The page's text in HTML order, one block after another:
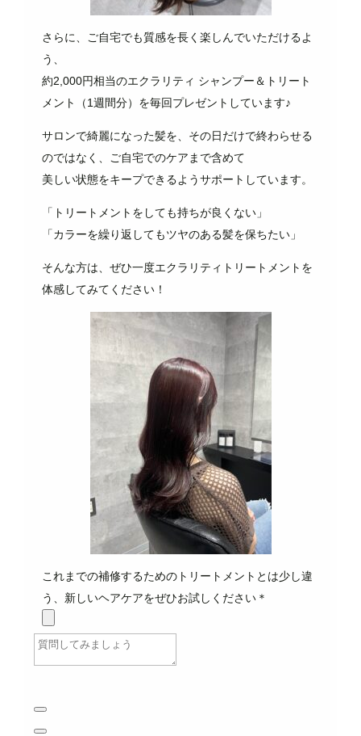
さらに、ご自宅でも質感を長く楽しんでいただけるよ
う、
約2,000円相当のエクラリティ シャンプー＆トリート
メント（1週間分）を毎回プレゼントしています♪
サロンで綺麗になった髪を、その日だけで終わらせる
のではなく、ご自宅でのケアまで含めて
美しい状態をキープできるようサポートしています。
「トリートメントをしても持ちが良くない」
「カラーを繰り返してもツヤのある髪を保ちたい」
そんな方は、ぜひ一度エクラリティトリートメントを
体感してみてください！
これまでの補修するためのトリートメントとは少し違
う、新しいヘアケアをぜひお試しください＊